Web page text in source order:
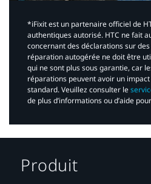
*iFixit est un partenaire officiel de
authentiques autorisé. HTC ne fait
concernant des déclarations sur
réparation autogérée ne doit être
qui ne sont plus sous garantie, car
réparations peuvent avoir un
standard. Veuillez consulter le
de plus d’informations ou d’aide
Produit